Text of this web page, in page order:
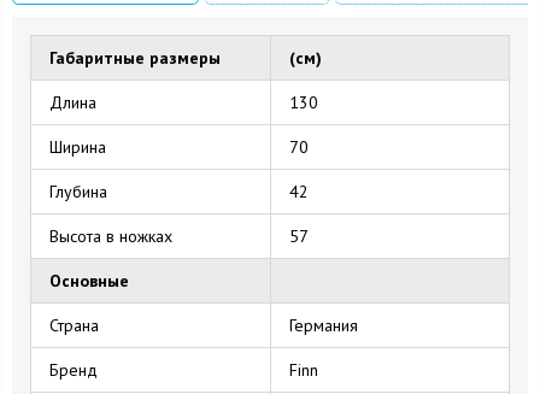
Габаритные размеры (см)
Длина 130
Ширина 70
Глубина 42
Высота в ножках 57
Основные
Страна Германия
Бренд Finn